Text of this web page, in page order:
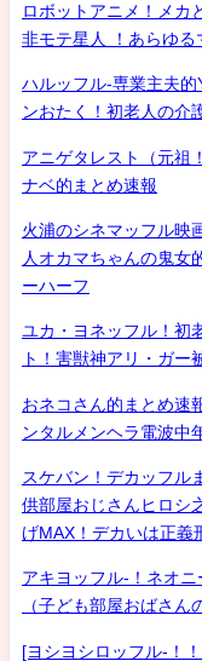
ロボットアニメ！メカ
非モテ星人 ！あらゆる
ハルッフル-専業主夫
ンおたく！初老人の介
アニゲタレスト（元
ナベ的まとめ速報
火浦のシネマッフル映
人オカマちゃんの鬼女
ーハーフ
ユカ・ヨネッフル！初
ト！害獣神アリ・ガー
おネコさん的まとめ速
ンタルメンヘラ電波中
スケバン！デカッフル
供部屋おじさんヒロシ
げMAX！デカいは正義
アキヨッフル-！ネオニ
（子ども部屋おばさん
[ヨシヨシロッフル-！